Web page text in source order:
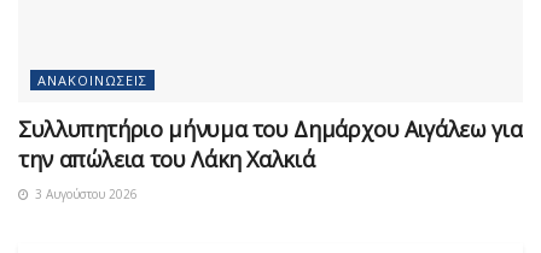
ΑΝΑΚΟΙΝΏΣΕΙΣ
Συλλυπητήριο μήνυμα του Δημάρχου Αιγάλεω για
την απώλεια του Λάκη Χαλκιά
3 Αυγούστου 2026